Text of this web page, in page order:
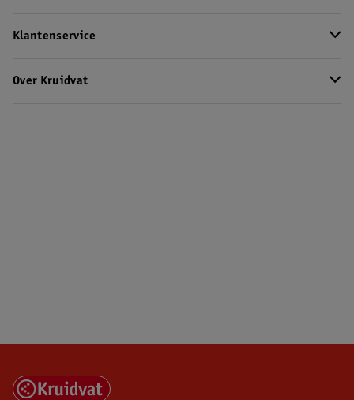
Klantenservice
Over Kruidvat